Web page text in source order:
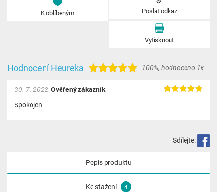
K oblíbeným Poslat odkaz
Vytisknout
Hodnocení Heureka 100%, hodnoceno 1x
Ověřený zákazník
30. 7. 2022
Spokojen
Sdílejte:
Popis produktu
Ke stažení 4